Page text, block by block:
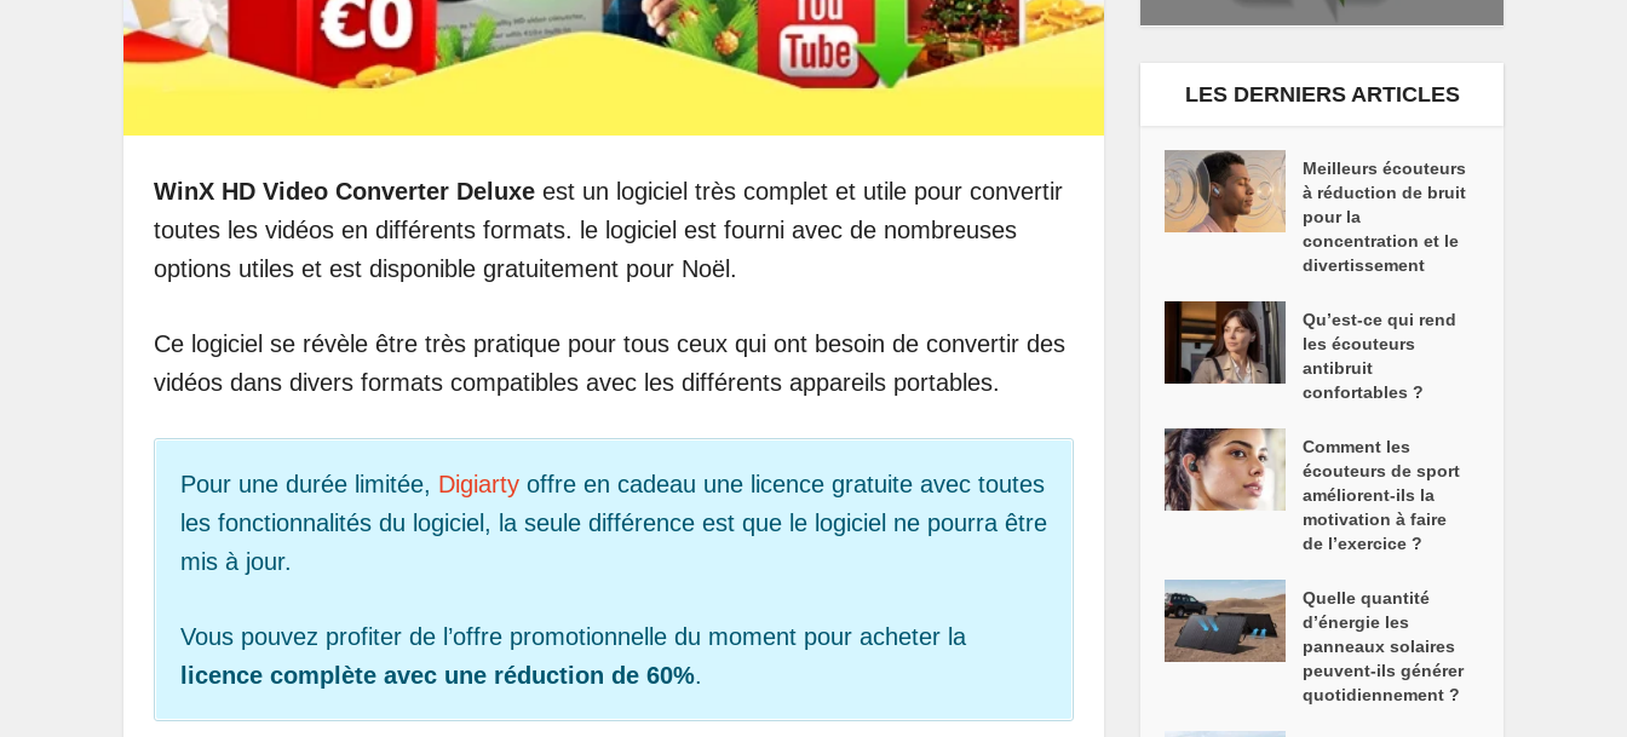
WinX HD Video Converter Deluxe est un logiciel très complet et utile pour convertir
toutes les vidéos en différents formats. le logiciel est fourni avec de nombreuses
options utiles et est disponible gratuitement pour Noël.
Ce logiciel se révèle être très pratique pour tous ceux qui ont besoin de convertir des
vidéos dans divers formats compatibles avec les différents appareils portables.
Pour une durée limitée, Digiarty offre en cadeau une licence gratuite avec toutes
les fonctionnalités du logiciel, la seule différence est que le logiciel ne pourra être
mis à jour.
Vous pouvez profiter de l’offre promotionnelle du moment pour acheter la
licence complète avec une réduction de 60%.
LES DERNIERS ARTICLES
Meilleurs écouteurs
à réduction de bruit
pour la
concentration et le
divertissement
Qu’est-ce qui rend
les écouteurs
antibruit
confortables ?
Comment les
écouteurs de sport
améliorent-ils la
motivation à faire
de l’exercice ?
Quelle quantité
d’énergie les
panneaux solaires
peuvent-ils générer
quotidiennement ?